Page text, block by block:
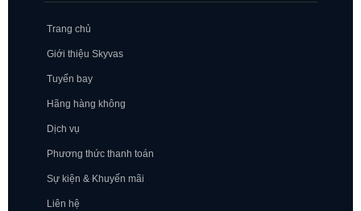
Trang chủ
Giới thiệu Skyvas
Tuyến bay
Hãng hàng không
Dịch vụ
Phương thức thanh toán
Sự kiện & Khuyến mãi
Liên hệ